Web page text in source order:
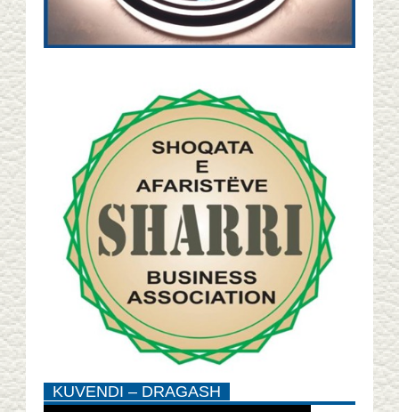
KUVENDI – DRAGASH